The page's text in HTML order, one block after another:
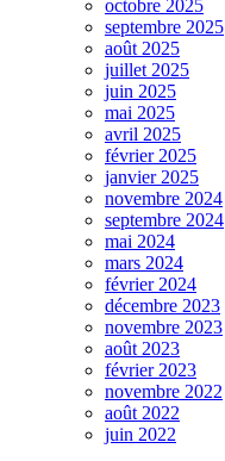
octobre 2025
septembre 2025
août 2025
juillet 2025
juin 2025
mai 2025
avril 2025
février 2025
janvier 2025
novembre 2024
septembre 2024
mai 2024
mars 2024
février 2024
décembre 2023
novembre 2023
août 2023
février 2023
novembre 2022
août 2022
juin 2022